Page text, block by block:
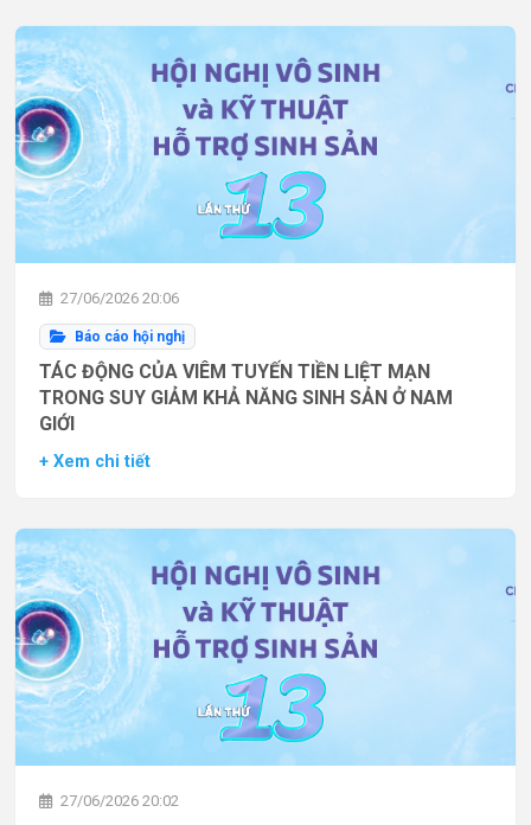
27/06/2026 20:06
Báo cáo hội nghị
TÁC ĐỘNG CỦA VIÊM TUYẾN TIỀN LIỆT MẠN
TRONG SUY GIẢM KHẢ NĂNG SINH SẢN Ở NAM
GIỚI
+ Xem chi tiết
27/06/2026 20:02